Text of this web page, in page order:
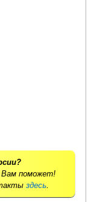
Вам поможет!
здесь